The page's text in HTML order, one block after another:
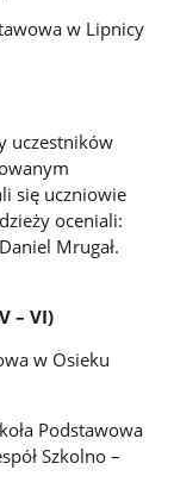
w Lipnicy
uczestników
się uczniowie
oceniali:
Mrugał.
– VI)
w Osieku
Podstawowa
Szkolno –